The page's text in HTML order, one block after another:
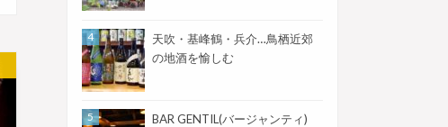
天吹・基峰鶴・兵介…鳥栖近郊
の地酒を愉しむ
BAR GENTIL(バージャンティ)